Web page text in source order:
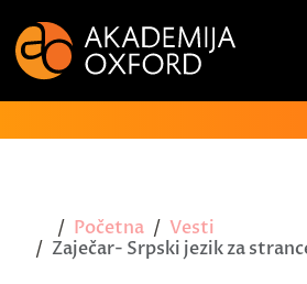
Početna
Vesti
Zaječar- Srpski jezik za